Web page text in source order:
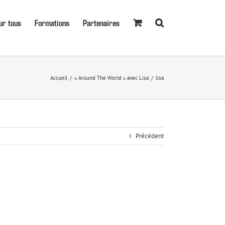
tous Formations Partenaires
Accueil « Around The World » avec Lisa lisa
Précédent